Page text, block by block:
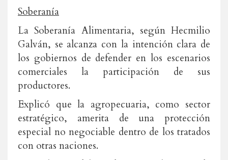
Soberanía
La Soberanía Alimentaria, según Hecmilio
Galván, se alcanza con la intención clara de
los gobiernos de defender en los escenarios
comerciales la participación de sus
productores.
Explicó que la agropecuaria, como sector
estratégico, amerita de una protección
especial no negociable dentro de los tratados
con otras naciones.